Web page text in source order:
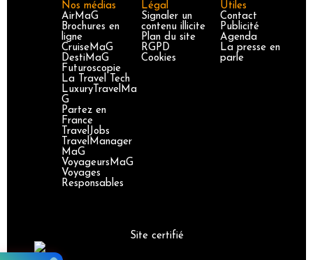
Nos médias
AirMaG
Brochures en
ligne
CruiseMaG
DestiMaG
Futuroscopie
La Travel Tech
LuxuryTravelMa
G
Partez en
France
TravelJobs
TravelManager
MaG
VoyageursMaG
Voyages
Responsables
Légal
Signaler un
contenu illicite
Plan du site
RGPD
Cookies
Utiles
Contact
Publicité
Agenda
La presse en
parle
Site certifié